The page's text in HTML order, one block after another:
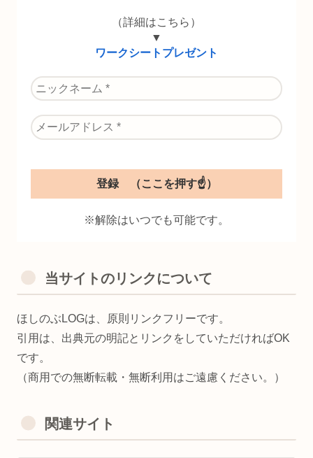
（詳細はこちら）
▼
ワークシートプレゼント
※解除はいつでも可能です。
当サイトのリンクについて
ほしのぶLOGは、原則リンクフリーです。
引用は、出典元の明記とリンクをしていただければOK
です。
（商用での無断転載・無断利用はご遠慮ください。）
関連サイト